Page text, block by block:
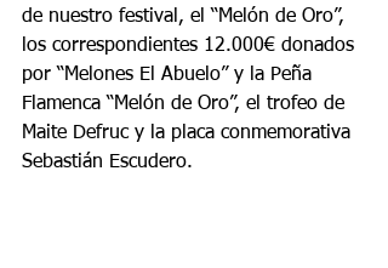
de nuestro festival, el “Melón de Oro”,
los correspondientes 12.000€ donados
por “Melones El Abuelo” y la Peña
Flamenca “Melón de Oro”, el trofeo de
Maite Defruc y la placa conmemorativa
Sebastián Escudero.